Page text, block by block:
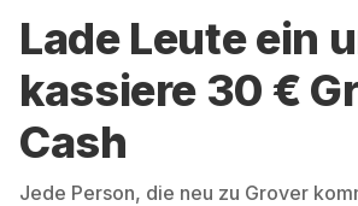
Lade Leute ein
kassiere 30 €
Cash
Jede Person, die neu zu Grover